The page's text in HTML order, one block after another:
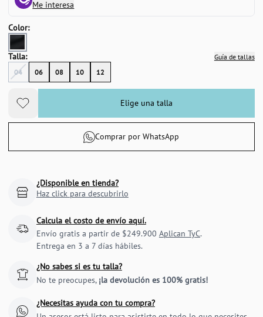
Me interesa
Color:
Talla:
Guía de tallas
04
06 08 10 12
Elige una talla
Comprar por WhatsApp
¿Disponible en tienda?
Haz click para descubrirlo
Calcula el costo de envío aquí.
Envío gratis a partir de $249.900 Aplican TyC.
Entrega en 3 a 7 días hábiles.
¿No sabes si es tu talla?
No te preocupes, ¡la devolución es 100% gratis!
¿Necesitas ayuda con tu compra?